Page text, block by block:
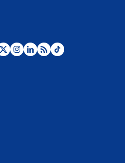
¿Por qué De la Espriella gobernará